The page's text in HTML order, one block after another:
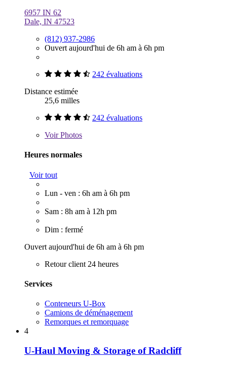
6957 IN 62
Dale, IN 47523
(812) 937-2986
Ouvert aujourd'hui de 6h am à 6h pm
242 évaluations
Distance estimée
25,6 milles
242 évaluations
VoirPhotos
Heures normales
Voir tout
Lun - ven : 6h am à 6h pm
Sam : 8h am à 12h pm
Dim : fermé
Ouvert aujourd'hui de 6h am à 6h pm
Retour client 24 heures
Services
Conteneurs U-Box
Camions de déménagement
Remorques et remorquage
4
U-Haul Moving & Storage of Radcliff